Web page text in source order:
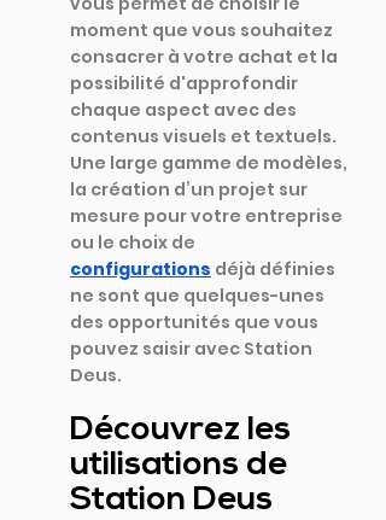
moment que vous souhaitez
consacrer à votre achat et la
possibilité d'approfondir
chaque aspect avec des
contenus visuels et textuels.
Une large gamme de modèles,
la création d’un projet sur
mesure pour votre entreprise
ou le choix de
configurations déjà définies
ne sont que quelques-unes
des opportunités que vous
pouvez saisir avec Station
Deus.
Découvrez les
utilisations de
Station Deus